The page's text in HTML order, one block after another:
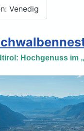
Venedig
Hochgenuss im